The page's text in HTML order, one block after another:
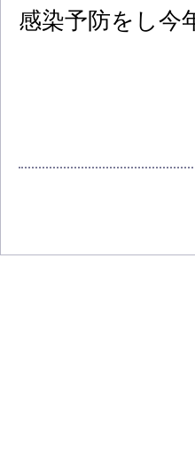
感染予防をし今